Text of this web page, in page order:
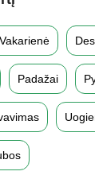
Vakarienė
Padažai